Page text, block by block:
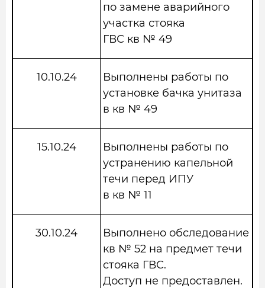
по замене аварийного
участка стояка
ГВС кв № 49
10.10.24
Выполнены работы по
установке бачка унитаза
в кв № 49
15.10.24
Выполнены работы по
устранению капельной
течи перед ИПУ
в кв № 11
30.10.24
Выполнено обследование
кв № 52 на предмет течи
стояка ГВС.
Доступ не предоставлен.